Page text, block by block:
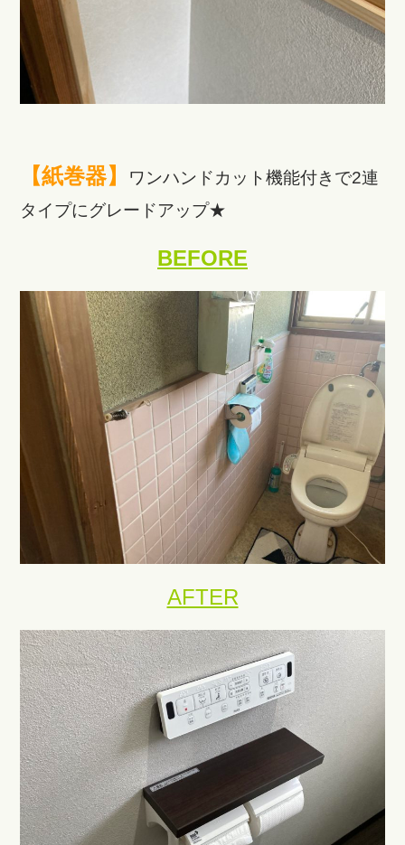
【紙巻器】
ワンハンドカット機能付きで2連
タイプにグレードアップ★
BEFORE
AFTER